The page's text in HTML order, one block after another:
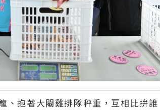
、抱著大閹雞排隊秤重，互相比拚誰